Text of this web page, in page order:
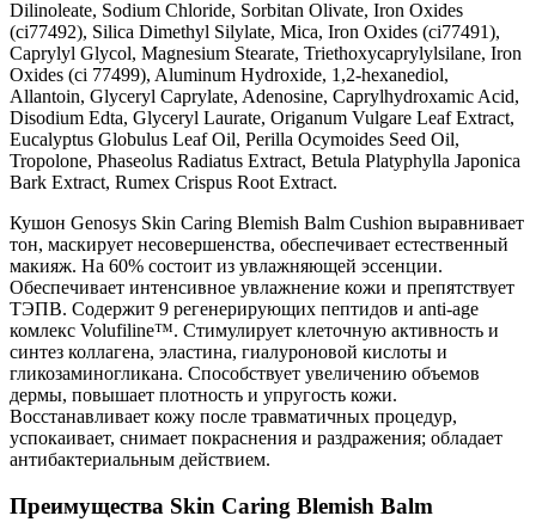
Dilinoleate, Sodium Chloride, Sorbitan Olivate, Iron Oxides
(ci77492), Silica Dimethyl Silylate, Mica, Iron Oxides (ci77491),
Caprylyl Glycol, Magnesium Stearate, Triethoxycaprylylsilane, Iron
Oxides (ci 77499), Aluminum Hydroxide, 1,2-hexanediol,
Allantoin, Glyceryl Caprylate, Adenosine, Caprylhydroxamic Acid,
Disodium Edta, Glyceryl Laurate, Origanum Vulgare Leaf Extract,
Eucalyptus Globulus Leaf Oil, Perilla Ocymoides Seed Oil,
Tropolone, Phaseolus Radiatus Extract, Betula Platyphylla Japonica
Bark Extract, Rumex Crispus Root Extract.
Кушон Genosys Skin Caring Blemish Balm Cushion выравнивает
тон, маскирует несовершенства, обеспечивает естественный
макияж. На 60% состоит из увлажняющей эссенции.
Обеспечивает интенсивное увлажнение кожи и препятствует
ТЭПВ. Содержит 9 регенерирующих пептидов и anti-age
комлекс Volufiline™️. Стимулирует клеточную активность и
синтез коллагена, эластина, гиалуроновой кислоты и
гликозаминогликана. Способствует увеличению объемов
дермы, повышает плотность и упругость кожи.
Восстанавливает кожу после травматичных процедур,
успокаивает, снимает покраснения и раздражения; обладает
антибактериальным действием.
Преимущества Skin Caring Blemish Balm